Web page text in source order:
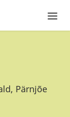
Pärnjõe